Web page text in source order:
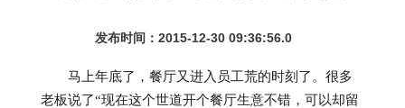
发布时间：2015-12-30 09:36:56.0
马上年底了，餐厅又进入员工荒的时刻了。很多
老板说了“现在这个世道开个餐厅生意不错，可以却留